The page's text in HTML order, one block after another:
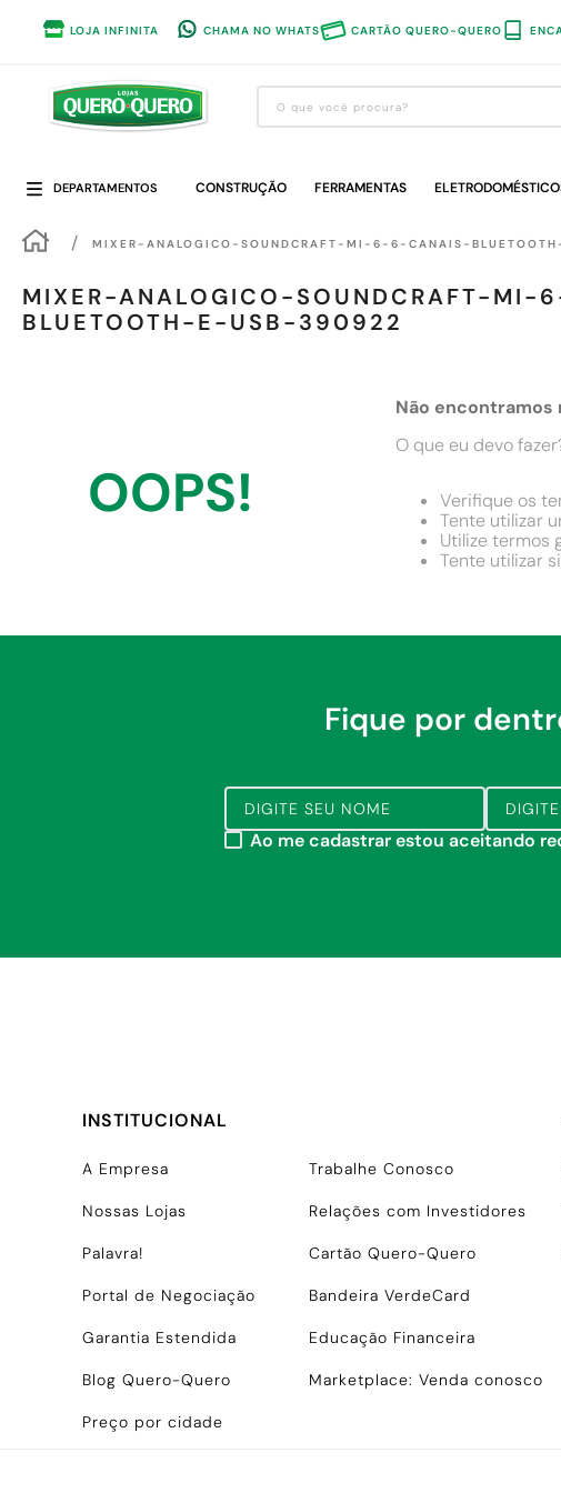
LOJA INFINITA CHAMA NO WHATS CARTÃO QUERO-QUERO
O que você procura?
DEPARTAMENTOS CONSTRUÇÃO FERRAMENTAS
MIXER-ANALOGICO-SOUNDCRAFT-MI-6-6-CANAIS-
MIXER-ANALOGICO-SOUNDCRAFT-
BLUETOOTH-E-USB-390922
OOPS!
Não encontramos
O que eu devo
Verifique os
Tente utilizar
Utilize termos
Tente utilizar
Fique por
Ao me cadastrar estou aceitando
INSTITUCIONAL
A Empresa Trabalhe Conosco
Nossas Lojas Relações com Investidores
Palavra! Cartão Quero-Quero
Portal de Negociação Bandeira VerdeCard
Garantia Estendida Educação Financeira
Blog Quero-Quero Marketplace: Venda conosco
Preço por cidade
1º
guarda roupa
4
sofa